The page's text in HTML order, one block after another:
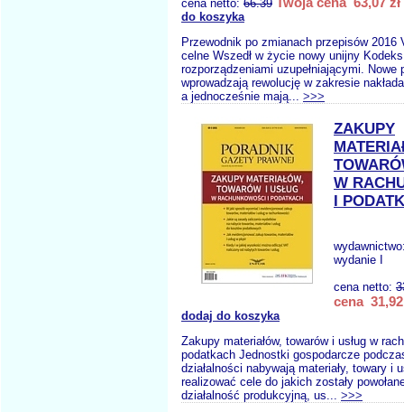
cena netto: 66.39
do koszyka
Przewodnik po zmianach przepisów 2016
celne Wszedł w życie nowy unijny
rozporządzeniami uzupełniającymi. Nowe
wprowadzają rewolucję w zakresie
a jednocześnie mają... >>>
ZAKUPY
W
I
wydanie I
cena netto:
cena 31,92
dodaj do koszyka
Zakupy materiałów, towarów i usług w
podatkach Jednostki gospodarcze
działalności nabywają materiały, towary i
realizować cele do jakich zostały
działalność produkcyjną, us... >>>